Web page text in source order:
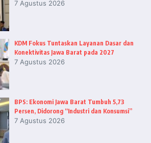
7 Agustus 2026
KDM Fokus Tuntaskan Layanan Dasar dan
Konektivitas Jawa Barat pada 2027
7 Agustus 2026
BPS: Ekonomi Jawa Barat Tumbuh 5,73
Persen, Didorong “Industri dan Konsumsi”
7 Agustus 2026